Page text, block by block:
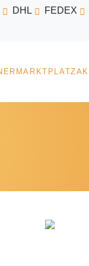
DHL FEDEX